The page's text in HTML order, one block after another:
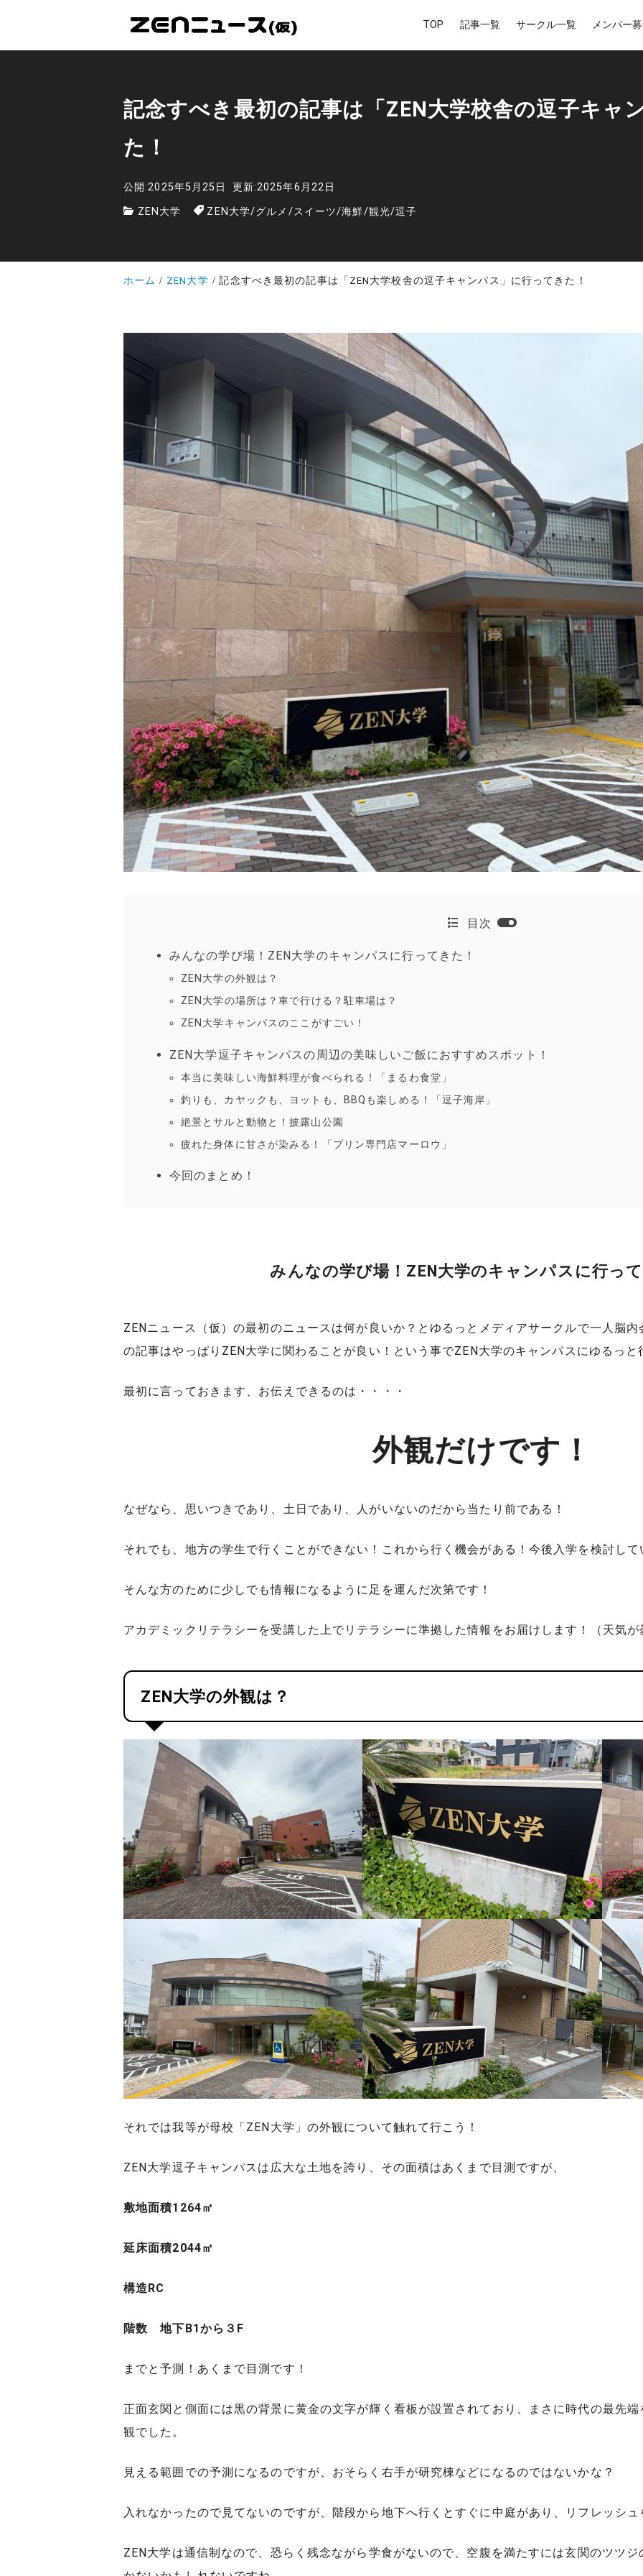
TOP 記事一覧 サークル一覧 メンバー
記念すべき最初の記事は「ZEN大学校舎の逗子キャ
た！
公開:2025年5月25日
更新:2025年6月22日
ZEN大学
ZEN大学/グルメ /スイーツ/海鮮/観光/逗子
ホーム ZEN大学 記念すべき最初の記事は「ZEN大学校舎の逗子キャンパス」に行ってきた！
目次
みんなの学び場！ZEN大学のキャンパスに行ってきた！
ZEN大学の外観は？
ZEN大学の場所は？車で行ける？駐車場は？
ZEN大学キャンパスのここがすごい！
ZEN大学逗子キャンパスの周辺の美味しいご飯におすすめスポット！
本当に美味しい海鮮料理が食べられる！「まるわ食堂」
釣りも、カヤックも、ヨットも、BBQも楽しめる！「逗子海岸」
絶景とサルと動物と！披露山公園
疲れた身体に甘さが染みる！「プリン専門店マーロウ」
今回のまとめ！
みんなの学び場！ZEN大学のキャンパスに行っ
ZENニュース（仮）の最初のニュースは何が良いか？とゆるっとメディアサークルで一人脳
の記事はやっぱりZEN大学に関わることが良い！という事でZEN大学のキャンパスにゆるっと
最初に言っておきます、お伝えできるのは・・・・
外観だけです！
なぜなら、思いつきであり、土日であり、人がいないのだから当たり前である！
それでも、地方の学生で行くことができない！これから行く機会がある！今後入学を検討して
そんな方のために少しでも情報になるように足を運んだ次第です！
アカデミックリテラシーを受講した上でリテラシーに準拠した情報をお届けします！（天気
ZEN大学の外観は？
それでは我等が母校「ZEN大学」の外観について触れて行こう！
ZEN大学逗子キャンパスは広大な土地を誇り、その面積はあくまで目測ですが、
敷地面積1264㎡
延床面積2044㎡
構造RC
階数 地下B1から３F
までと予測！あくまで目測です！
正面玄関と側面には黒の背景に黄金の文字が輝く看板が設置されており、まさに時代の最先
観でした。
見える範囲での予測になるのですが、おそらく右手が研究棟などになるのではないかな？
入れなかったので見てないのですが、階段から地下へ行くとすぐに中庭があり、リフレッシ
ZEN大学は通信制なので、恐らく残念ながら学食がないので、空腹を満たすには玄関のツツ